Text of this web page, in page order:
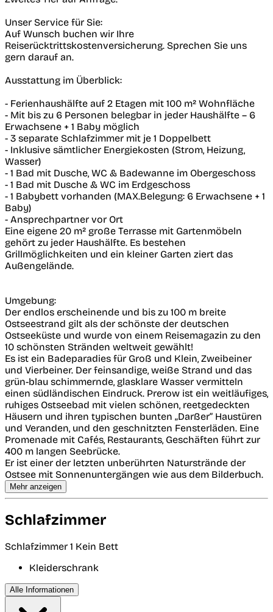
Unser Service für Sie:
Auf Wunsch buchen wir Ihre
Reiserücktrittskostenversicherung. Sprechen Sie uns
gern darauf an.
Ausstattung im Überblick:
- Ferienhaushälfte auf 2 Etagen mit 100 m² Wohnfläche
- Mit bis zu 6 Personen belegbar in jeder Haushälfte – 6
Erwachsene + 1 Baby möglich
- 3 separate Schlafzimmer mit je 1 Doppelbett
- Inklusive sämtlicher Energiekosten (Strom, Heizung,
Wasser)
- 1 Bad mit Dusche, WC & Badewanne im Obergeschoss
- 1 Bad mit Dusche & WC im Erdgeschoss
- 1 Babybett vorhanden (MAX.Belegung: 6 Erwachsene + 1
Baby)
- Ansprechpartner vor Ort
Eine eigene 20 m² große Terrasse mit Gartenmöbeln
gehört zu jeder Haushälfte. Es bestehen
Grillmöglichkeiten und ein kleiner Garten ziert das
Außengelände.
Umgebung:
Der endlos erscheinende und bis zu 100 m breite
Ostseestrand gilt als der schönste der deutschen
Ostseeküste und wurde von einem Reisemagazin zu den
10 schönsten Stränden weltweit gewählt!
Es ist ein Badeparadies für Groß und Klein, Zweibeiner
und Vierbeiner. Der feinsandige, weiße Strand und das
grün-blau schimmernde, glasklare Wasser vermitteln
einen südländischen Eindruck. Prerow ist ein weitläufiges,
ruhiges Ostseebad mit vielen schönen, reetgedeckten
Häusern und ihren typischen bunten „Darßer” Haustüren
und Veranden, und den geschnitzten Fensterläden. Eine
Promenade mit Cafés, Restaurants, Geschäften führt zur
400 m langen Seebrücke.
Er ist einer der letzten unberührten Naturstrände der
Ostsee mit Sonnenuntergängen wie aus dem Bilderbuch.
Mehr anzeigen
Schlafzimmer
Schlafzimmer 1 Kein Bett
Kleiderschrank
Alle Informationen